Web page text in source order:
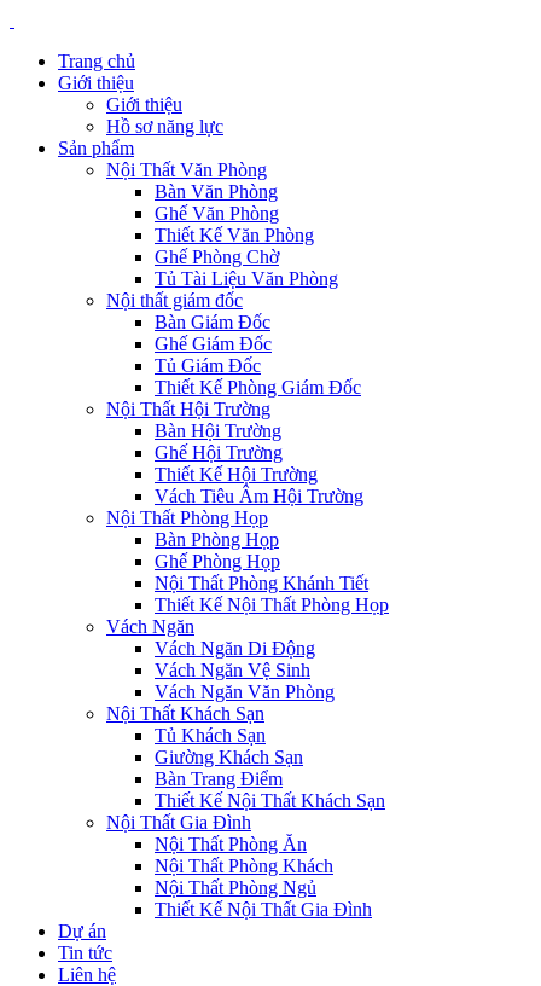
Trang chủ
Giới thiệu
Giới thiệu
Hồ sơ năng lực
Sản phẩm
Nội Thất Văn Phòng
Bàn Văn Phòng
Ghế Văn Phòng
Thiết Kế Văn Phòng
Ghế Phòng Chờ
Tủ Tài Liệu Văn Phòng
Nội thất giám đốc
Bàn Giám Đốc
Ghế Giám Đốc
Tủ Giám Đốc
Thiết Kế Phòng Giám Đốc
Nội Thất Hội Trường
Bàn Hội Trường
Ghế Hội Trường
Thiết Kế Hội Trường
Vách Tiêu Âm Hội Trường
Nội Thất Phòng Họp
Bàn Phòng Họp
Ghế Phòng Họp
Nội Thất Phòng Khánh Tiết
Thiết Kế Nội Thất Phòng Họp
Vách Ngăn
Vách Ngăn Di Động
Vách Ngăn Vệ Sinh
Vách Ngăn Văn Phòng
Nội Thất Khách Sạn
Tủ Khách Sạn
Giường Khách Sạn
Bàn Trang Điểm
Thiết Kế Nội Thất Khách Sạn
Nội Thất Gia Đình
Nội Thất Phòng Ăn
Nội Thất Phòng Khách
Nội Thất Phòng Ngủ
Thiết Kế Nội Thất Gia Đình
Dự án
Tin tức
Liên hệ